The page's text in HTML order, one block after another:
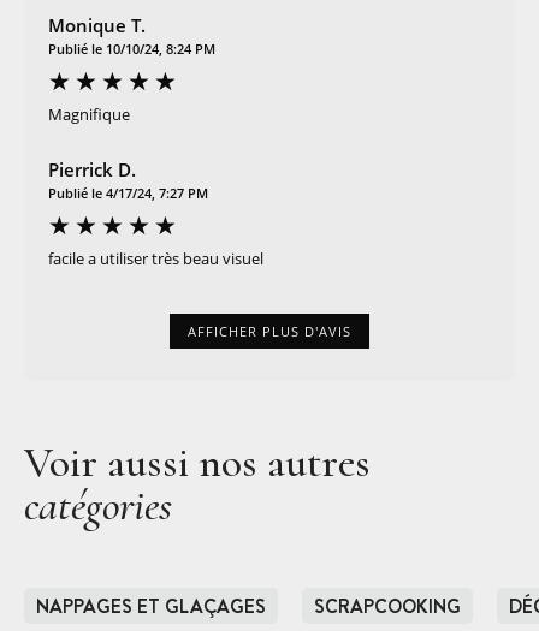
Monique T.
Publié le 10/10/24, 8:24 PM
Magnifique
Pierrick D.
Publié le 4/17/24, 7:27 PM
facile a utiliser très beau visuel
AFFICHER PLUS D'AVIS
Voir aussi nos autres
catégories
NAPPAGES ET GLAÇAGES SCRAPCOOKING